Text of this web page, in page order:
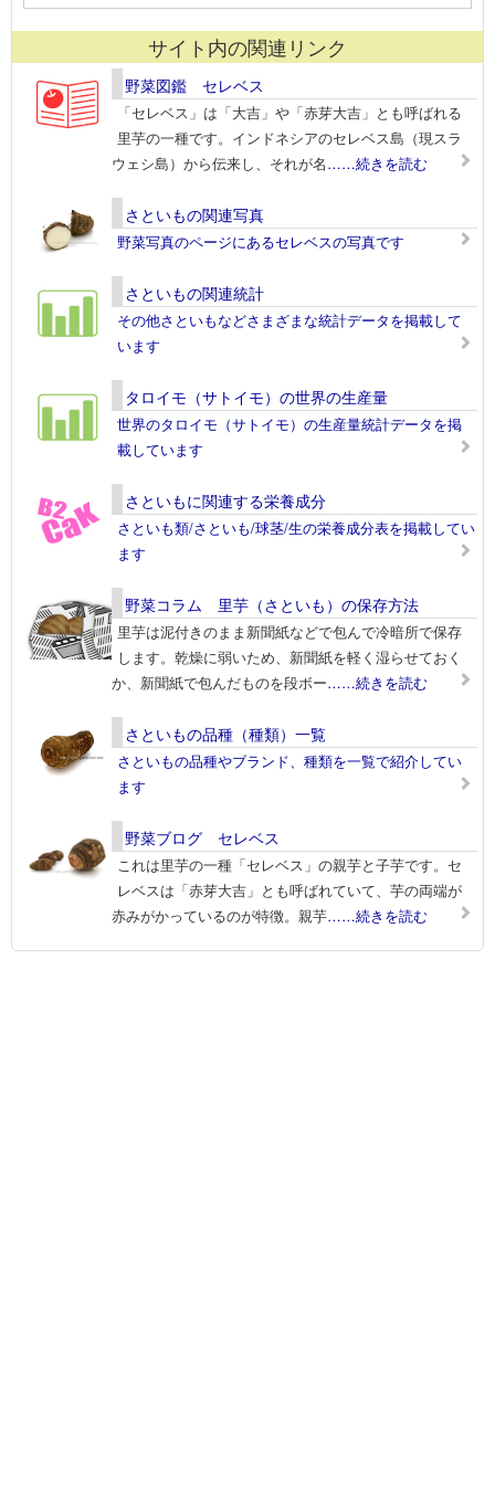
サイト内の関連リンク
野菜図鑑 セレベス
「セレベス」は「大吉」や「赤芽大吉」とも呼ばれる
里芋の一種です。インドネシアのセレベス島（現スラ
ウェシ島）から伝来し、それが名……続きを読む
さといもの関連写真
野菜写真のページにあるセレベスの写真です
さといもの関連統計
その他さといもなどさまざまな統計データを掲載して
います
タロイモ（サトイモ）の世界の生産量
世界のタロイモ（サトイモ）の生産量統計データを掲
載しています
さといもに関連する栄養成分
さといも類/さといも/球茎/生の栄養成分表を掲載してい
ます
野菜コラム 里芋（さといも）の保存方法
里芋は泥付きのまま新聞紙などで包んで冷暗所で保存
します。乾燥に弱いため、新聞紙を軽く湿らせておく
か、新聞紙で包んだものを段ボー……続きを読む
さといもの品種（種類）一覧
さといもの品種やブランド、種類を一覧で紹介してい
ます
野菜ブログ セレベス
これは里芋の一種「セレベス」の親芋と子芋です。セ
レベスは「赤芽大吉」とも呼ばれていて、芋の両端が
赤みがかっているのが特徴。親芋……続きを読む